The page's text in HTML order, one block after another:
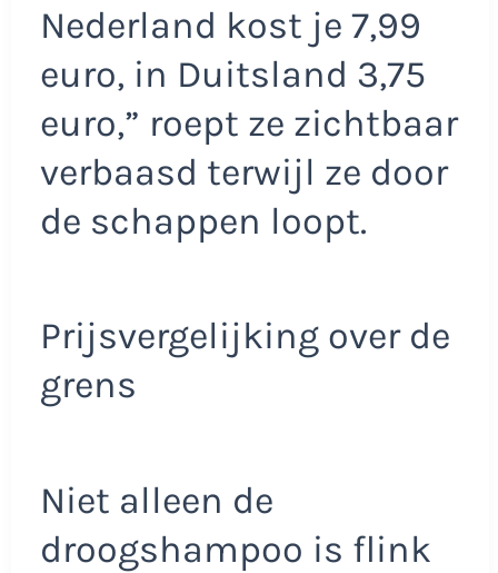
Nederland kost je 7,99
euro, in Duitsland 3,75
euro,” roept ze zichtbaar
verbaasd terwijl ze door
de schappen loopt.
Prijsvergelijking over de
grens
Niet alleen de
droogshampoo is flink